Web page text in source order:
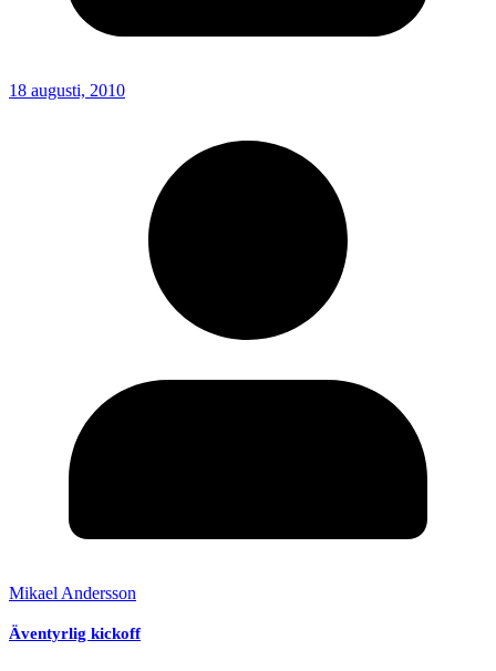
18 augusti, 2010
Mikael Andersson
Äventyrlig kickoff